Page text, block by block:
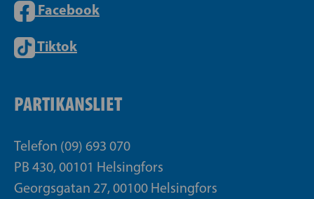
Facebook
Tiktok
PARTIKANSLIET
Telefon (09) 693 070
PB 430, 00101 Helsingfors
Georgsgatan 27, 00100 Helsingfors